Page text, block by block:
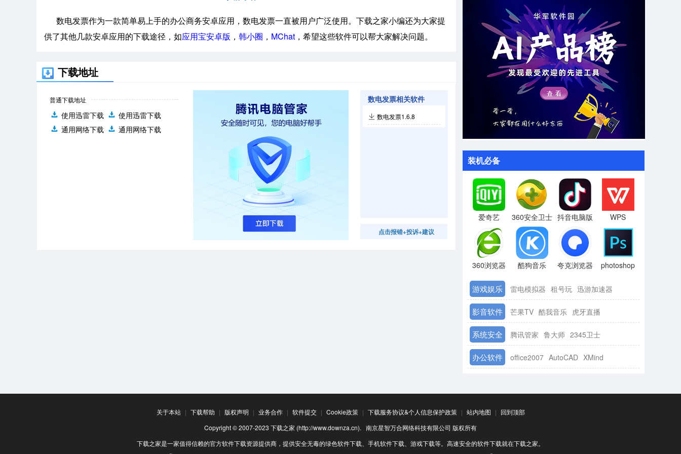
数电发票作为一款简单易上手的办公商务安卓应用，数电发票一直被用户广泛使用。下载之家小编还为大家提
供了其他几款安卓应用的下载途径，如应用宝安卓版 ， 韩小圈 ， MChat ，希望这些软件可以帮大家解决问题。
下载地址
普通下载地址
使用迅雷下载
使用迅雷下载
通用网络下载
通用网络下载
数电发票相关软件
数电发票1.6.8
点击报错+投诉+建议
装机必备
爱奇艺 360安全卫士 抖音电脑版 WPS
360浏览器 酷狗音乐 夸克浏览器 photoshop
游戏娱乐 雷电模拟器 租号玩 迅游加速器
影音软件 芒果TV 酷我音乐 虎牙直播
系统安全 腾讯管家 鲁大师 2345卫士
办公软件 office2007 AutoCAD XMind
关于本站 | 下载帮助 | 版权声明 | 业务合作 | 软件提交 | Cookie政策 | 下载服务协议&个人信息保护政策 | 站内地图 | 回到顶部
Copyright © 2007-2023 下载之家 (http://www.downza.cn). 南京星智万合网络科技有限公司 版权所有
下载之家是一家值得信赖的官方软件下载资源提供商，提供安全无毒的绿色软件下载、手机软件下载、游戏下载等。高速安全的软件下载就在下载之家。